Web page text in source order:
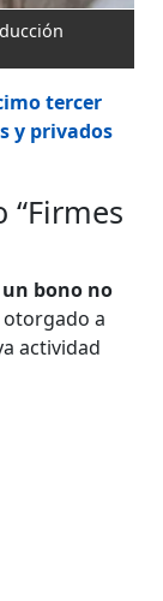
tercer
y privados
“Firmes
bono no
otorgado a
actividad